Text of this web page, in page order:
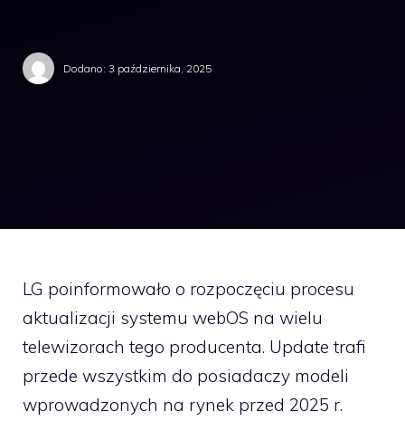
Dodano: 3 października, 2025
LG poinformowało o rozpoczęciu procesu
aktualizacji systemu webOS na wielu
telewizorach tego producenta. Update trafi
przede wszystkim do posiadaczy modeli
wprowadzonych na rynek przed 2025 r.